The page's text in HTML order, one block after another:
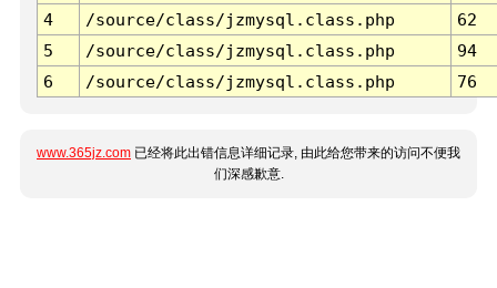
4
/source/class/jzmysql.class.php
62
5
/source/class/jzmysql.class.php
94
6
/source/class/jzmysql.class.php 76
www.365jz.com 已经将此出错信息详细记录, 由此给您带来的访问不便我
们深感歉意.